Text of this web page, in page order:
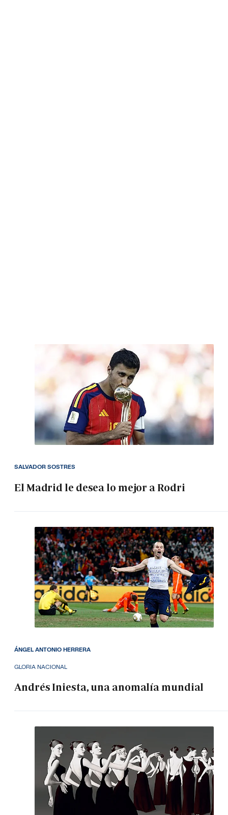
El Madrid le desea lo mejor a Rodri
SALVADOR SOSTRES
GLORIA NACIONAL
Andrés Iniesta, una anomalía mundial
ÁNGEL ANTONIO HERRERA